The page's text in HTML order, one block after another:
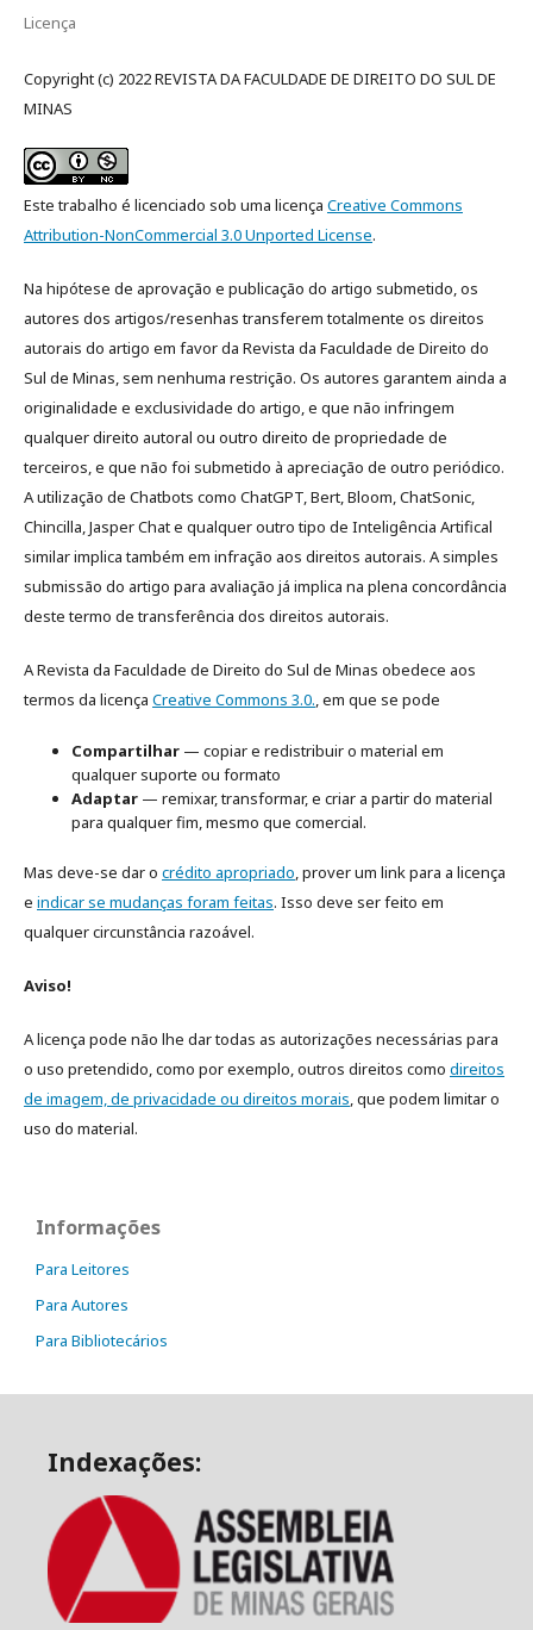
Licença
Copyright (c) 2022 REVISTA DA FACULDADE DE DIREITO DO SUL DE
MINAS
Este trabalho é licenciado sob uma licença Creative Commons
Attribution-NonCommercial 3.0 Unported License.
Na hipótese de aprovação e publicação do artigo submetido, os
autores dos artigos/resenhas transferem totalmente os direitos
autorais do artigo em favor da Revista da Faculdade de Direito do
Sul de Minas, sem nenhuma restrição. Os autores garantem ainda a
originalidade e exclusividade do artigo, e que não infringem
qualquer direito autoral ou outro direito de propriedade de
terceiros, e que não foi submetido à apreciação de outro periódico.
A utilização de Chatbots como ChatGPT, Bert, Bloom, ChatSonic,
Chincilla, Jasper Chat e qualquer outro tipo de Inteligência Artifical
similar implica também em infração aos direitos autorais. A simples
submissão do artigo para avaliação já implica na plena concordância
deste termo de transferência dos direitos autorais.
A Revista da Faculdade de Direito do Sul de Minas obedece aos
termos da licença Creative Commons 3.0., em que se pode
Compartilhar — copiar e redistribuir o material em
qualquer suporte ou formato
Adaptar — remixar, transformar, e criar a partir do material
para qualquer fim, mesmo que comercial.
Mas deve-se dar o crédito apropriado, prover um link para a licença
e indicar se mudanças foram feitas. Isso deve ser feito em
qualquer circunstância razoável.
Aviso!
A licença pode não lhe dar todas as autorizações necessárias para
o uso pretendido, como por exemplo, outros direitos como direitos
de imagem, de privacidade ou direitos morais, que podem limitar o
uso do material.
Informações
Para Leitores
Para Autores
Para Bibliotecários
Indexações: